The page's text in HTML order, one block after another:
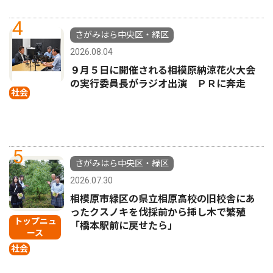
4
社会
さがみはら中央区・緑区
2026.08.04
９月５日に開催される相模原納涼花火大会
の実行委員長がラジオ出演 ＰＲに奔走
5
トップニュ
ース
社会
さがみはら中央区・緑区
2026.07.30
相模原市緑区の県立相原高校の旧校舎にあ
ったクスノキを伐採前から挿し木で繁殖
「橋本駅前に戻せたら」